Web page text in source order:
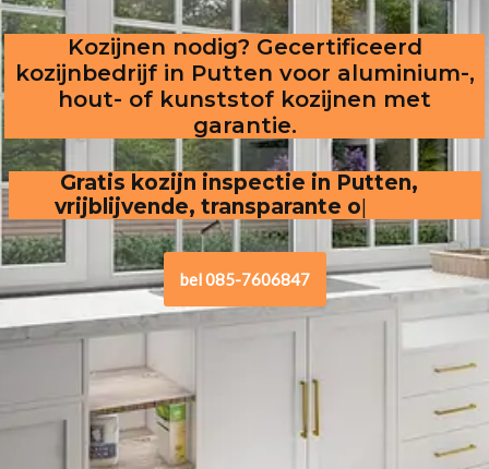
Kozijnen nodig? Gecertificeerd
kozijnbedrijf in Putten voor aluminium-,
hout- of kunststof kozijnen met
garantie.
Gratis kozijn inspectie in Putten,
vrijblijvende, transparante offerte
bel 085-7606847